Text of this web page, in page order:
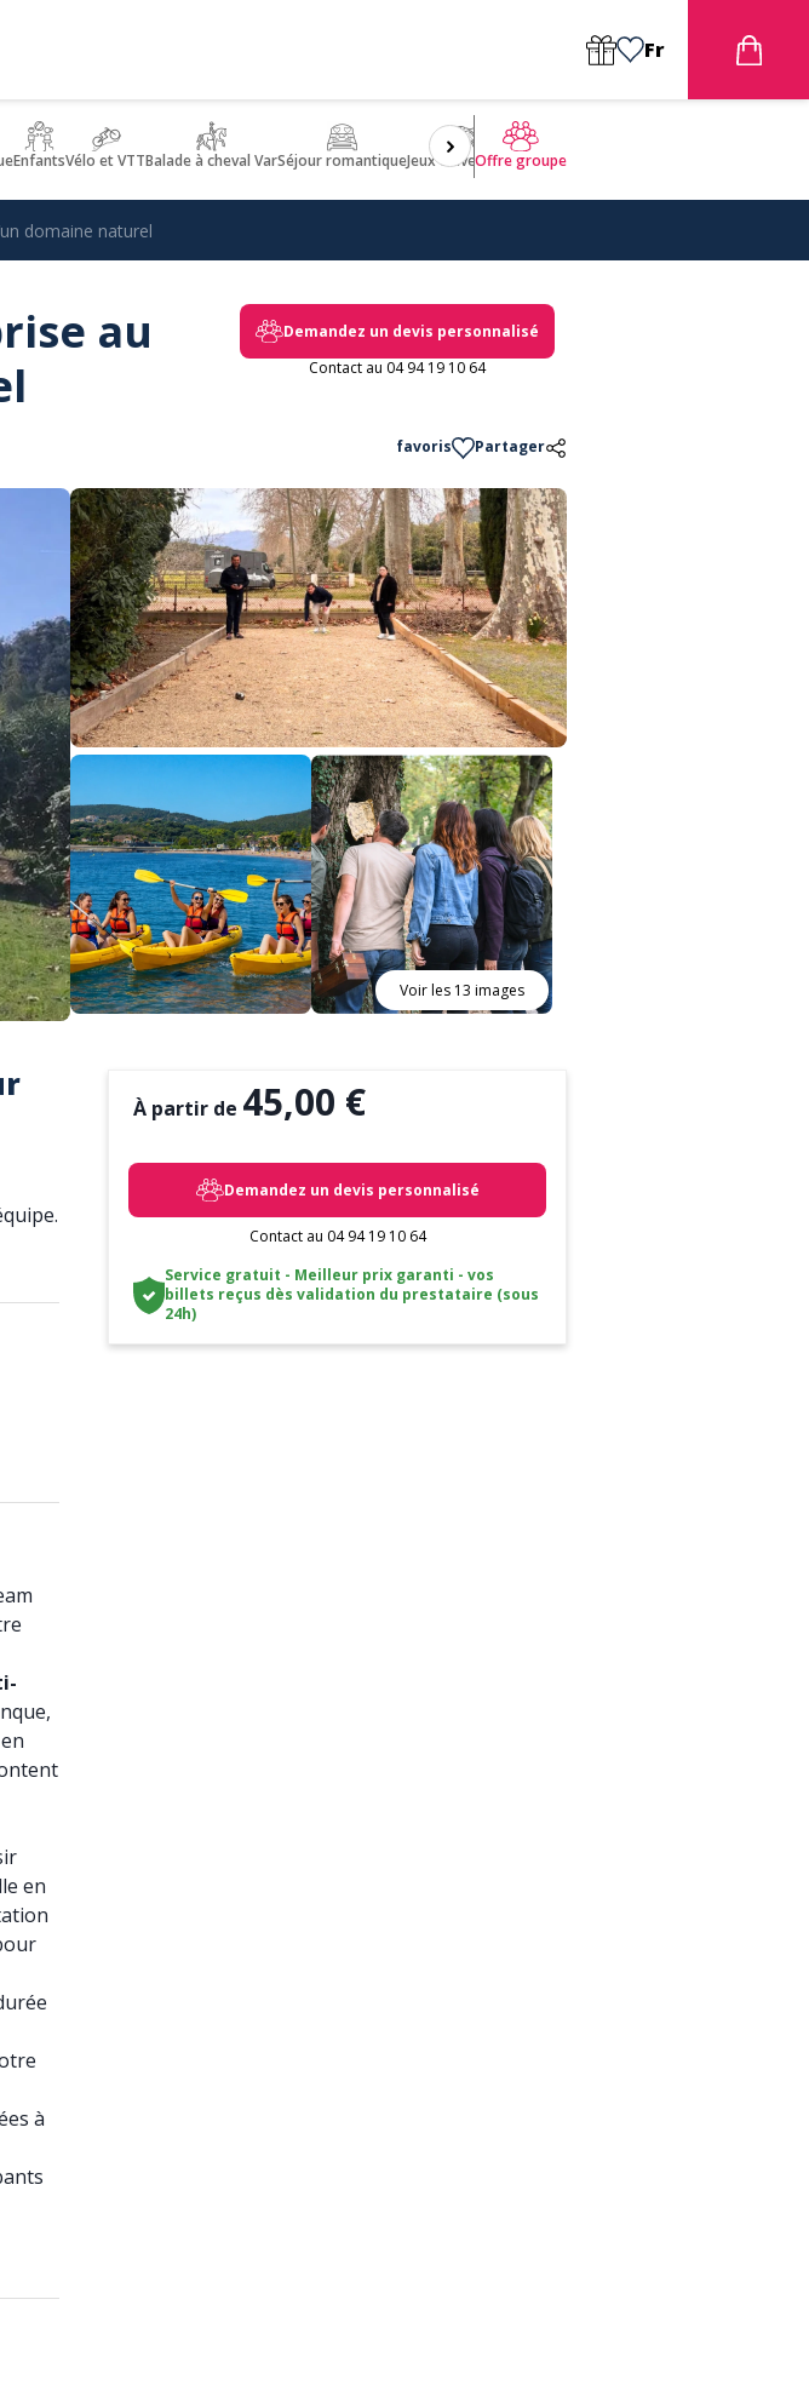
Fr
EnfantsVélo et VTTBalade à cheval VarSéjour romantiqueJeux d'aventuresBien être
Offre groupe
domaine naturel
au
Demandez un devis personnalisé
Contact au 04 94 19 10 64
favoris Partager
Voir les 13 images
en
à
À partir de 45,00 €
Demandez un devis personnalisé
Contact au 04 94 19 10 64
Service gratuit - Meilleur prix garanti - vos
billets reçus dès validation du prestataire (sous
24h)